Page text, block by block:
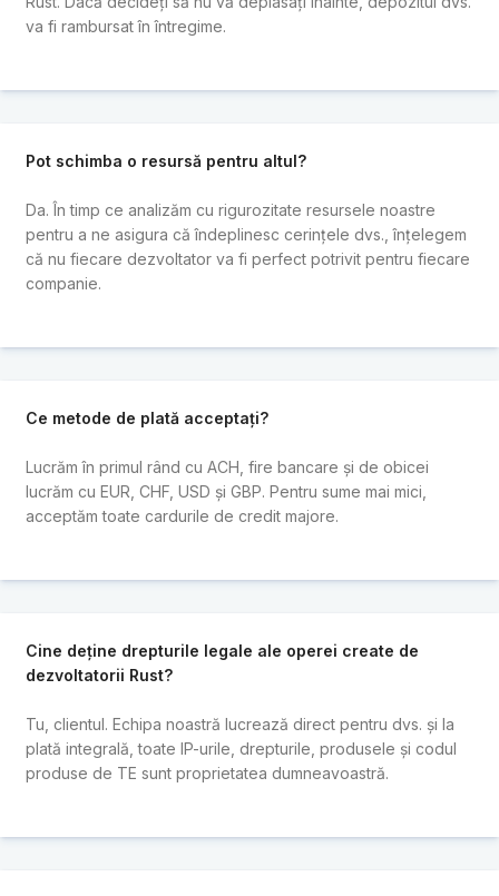
va fi rambursat în întregime.
Pot schimba o resursă pentru altul?
Da. În timp ce analizăm cu rigurozitate resursele noastre
pentru a ne asigura că îndeplinesc cerințele dvs., înțelegem
că nu fiecare dezvoltator va fi perfect potrivit pentru fiecare
companie.
Ce metode de plată acceptați?
Lucrăm în primul rând cu ACH, fire bancare și de obicei
lucrăm cu EUR, CHF, USD și GBP. Pentru sume mai mici,
acceptăm toate cardurile de credit majore.
Cine deține drepturile legale ale operei create de
dezvoltatorii Rust?
Tu, clientul. Echipa noastră lucrează direct pentru dvs. și la
plată integrală, toate IP-urile, drepturile, produsele și codul
produse de TE sunt proprietatea dumneavoastră.